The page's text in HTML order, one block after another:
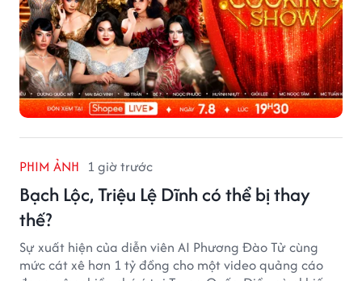
PHIM ẢNH 1 giờ trước
Bạch Lộc, Triệu Lệ Dĩnh có thể bị thay
thế?
Sự xuất hiện của diễn viên AI Phương Đào Tử cùng
mức cát xê hơn 1 tỷ đồng cho một video quảng cáo